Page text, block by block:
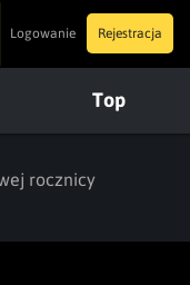
Logowanie Rejestracja
Top
rocznicy